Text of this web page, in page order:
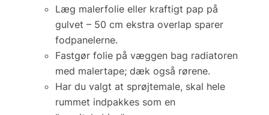
Læg malerfolie eller kraftigt pap på
gulvet – 50 cm ekstra overlap sparer
fodpanelerne.
Fastgør folie på væggen bag radiatoren
med malertape; dæk også rørene.
Har du valgt at sprøjtemale, skal hele
rummet indpakkes som en